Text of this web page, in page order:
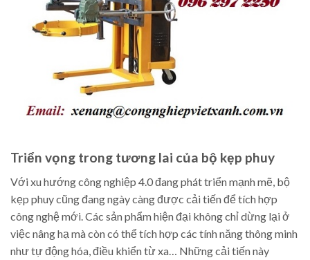
Triển vọng trong tương lai của bộ kẹp phuy
Với xu hướng công nghiệp 4.0 đang phát triển mạnh mẽ, bộ
kẹp phuy cũng đang ngày càng được cải tiến để tích hợp
công nghệ mới. Các sản phẩm hiện đại không chỉ dừng lại ở
việc nâng hạ mà còn có thể tích hợp các tính năng thông minh
như tự động hóa, điều khiển từ xa… Những cải tiến này